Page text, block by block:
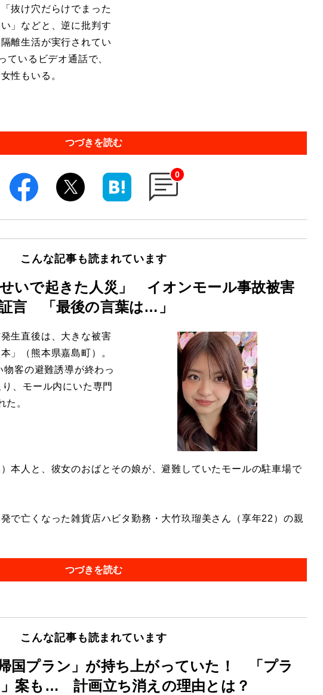
抜け穴だらけでまった
」などと、逆に批判す
離生活が実行されてい
ているビデオ通話で、
性もいる。
つづきを読む
0
こんな記事も読まれています
せいで起きた人災」 イオンモール事故被害
言 「最後の言葉は…」
生直後は、大きな被害
」（熊本県嘉島町）。
客の避難誘導が終わっ
、モール内にいた専門
た。
）本人と、彼女のおばとその娘が、避難していたモールの駐車場で
で亡くなった雑貨店ハビタ勤務・大竹玖瑠美さん（享年22）の親
つづきを読む
こんな記事も読まれています
国プラン」が持ち上がっていた！ 「プラ
案も… 計画立ち消えの理由とは？